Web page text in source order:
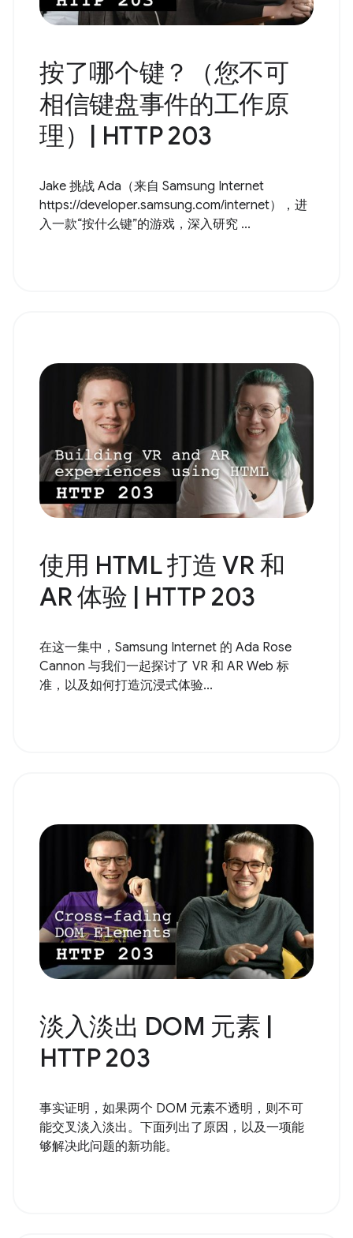
按了哪个键？（您不可
相信键盘事件的工作原
理）| HTTP 203
Jake 挑战 Ada（来自 Samsung Internet
https://developer.samsung.com/internet），进
入一款“按什么键”的游戏，深入研究 ...
使用 HTML 打造 VR 和
AR 体验 | HTTP 203
在这一集中，Samsung Internet 的 Ada Rose
Cannon 与我们一起探讨了 VR 和 AR Web 标
准，以及如何打造沉浸式体验...
淡入淡出 DOM 元素 |
HTTP 203
事实证明，如果两个 DOM 元素不透明，则不可
能交叉淡入淡出。下面列出了原因，以及一项能
够解决此问题的新功能。